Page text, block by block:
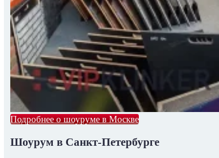
Подробнее о шоуруме в Москве
Шоурум в Санкт-Петербурге